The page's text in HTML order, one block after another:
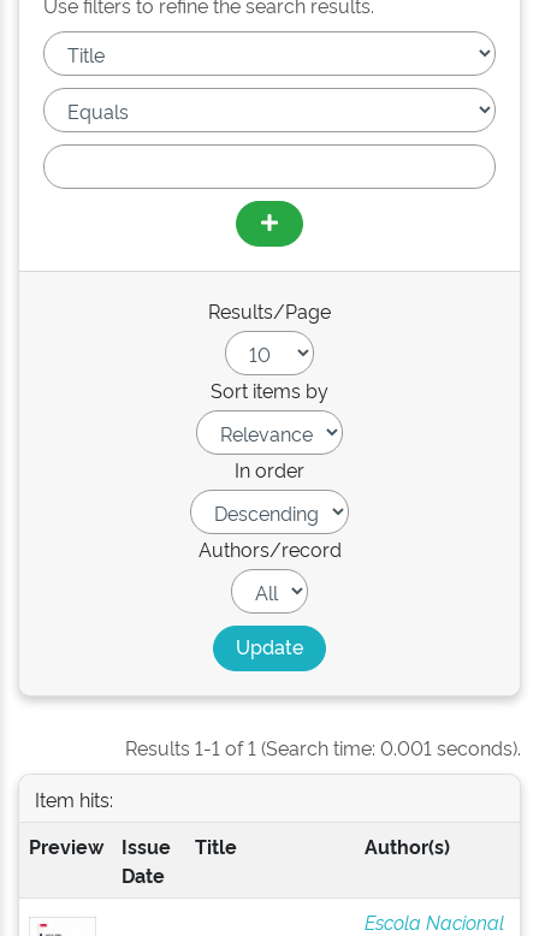
Results/Page
Sort items by
In order
Authors/record
Results 1-1 of 1 (Search time: 0.001 seconds).
Item hits:
Preview
Issue
Date
Title Author(s)
Escola Nacional